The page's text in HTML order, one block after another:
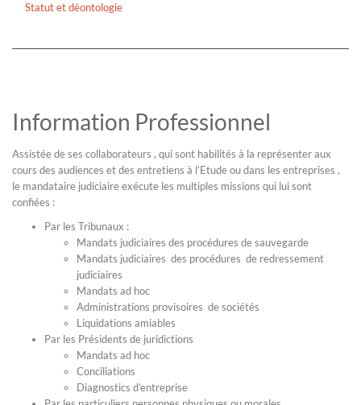
Statut et déontologie
Information Professionnel
Assistée de ses collaborateurs , qui sont habilités à la représenter aux
cours des audiences et des entretiens à l’Etude ou dans les entreprises ,
le mandataire judiciaire exécute les multiples missions qui lui sont
confiées :
Par les Tribunaux :
Mandats judiciaires des procédures de sauvegarde
Mandats judiciaires des procédures de redressement
judiciaires
Mandats ad hoc
Administrations provisoires de sociétés
Liquidations amiables
Par les Présidents de juridictions
Mandats ad hoc
Conciliations
Diagnostics d’entreprise